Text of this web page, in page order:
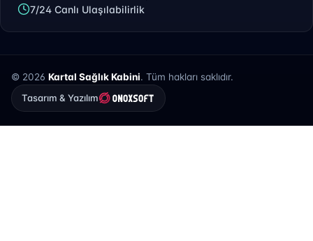
7/24 Canlı Ulaşılabilirlik
© 2026 Kartal Sağlık Kabini. Tüm hakları saklıdır.
Tasarım & Yazılım